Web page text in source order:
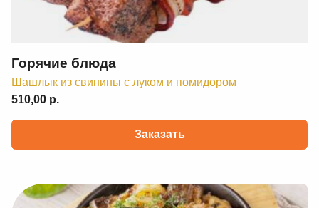
Горячие блюда
Шашлык из свинины с луком и помидором
510,00 р.
Заказать